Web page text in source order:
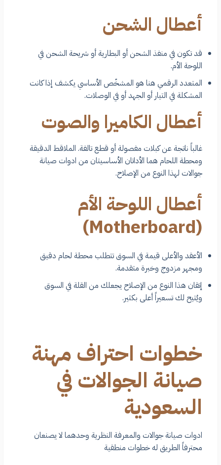
أعطال الشحن
قد تكون في منفذ الشحن أو البطارية أو شريحة الشحن في
اللوحة الأم.
المتعدد الرقمي هنا هو المشخّص الأساسي يكشف إذا كانت
المشكلة في التيار أو الجهد أو في الوصلات.
أعطال الكاميرا والصوت
غالباً ناتجة عن كبلات مفصولة أو قطع تالفة. الملاقط الدقيقة
ومحطة اللحام هما الأداتان الأساسيتان من ادوات صيانة
جوالات لهذا النوع من الإصلاح.
أعطال اللوحة الأم
(Motherboard)
الأعقد والأعلى قيمة في السوق تتطلب محطة لحام دقيق
ومجهر مزدوج وخبرة متقدمة.
إتقان هذا النوع من الإصلاح يجعلك من القلة في السوق
ويُتيح لك تسعيراً أعلى بكثير.
خطوات احتراف مهنة
صيانة الجوالات في
السعودية
ادوات صيانة جوالات والمعرفة النظرية وحدهما لا يصنعان
محترفاً الطريق له خطوات منطقية